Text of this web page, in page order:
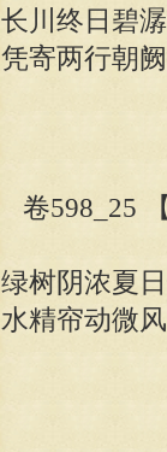
长川终日碧
凭寄两行朝
卷598_25
绿树阴浓夏
水精帘动微